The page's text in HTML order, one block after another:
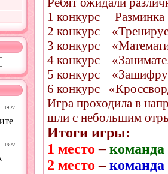
1 конкурс Разминка
2 конкурс
3 конкурс
4 конкурс
5 конкурс
6 конкурс
Игра проходила в
шли с небольшим
Итоги игры:
1 место–
2 место–